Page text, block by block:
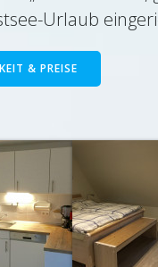
Urlaub
& PREISE